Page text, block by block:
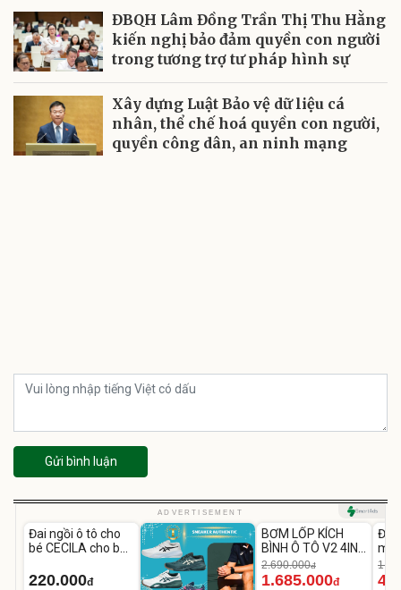
ĐBQH Lâm Đồng Trần Thị Thu Hằng
kiến nghị bảo đảm quyền con người
trong tương trợ tư pháp hình sự
Xây dựng Luật Bảo vệ dữ liệu cá
nhân, thể chế hoá quyền con người,
quyền công dân, an ninh mạng
Gửi bình luận
ADVERTISEMENT
Đai ngồi ô tô cho
bé CECILA cho bé
220.000đ
-37%
BƠM LỐP KÍCH
BÌNH Ô TÔ V2 4IN1
Medicar
12.000mAh
2.690.000đ
1.685.000đ